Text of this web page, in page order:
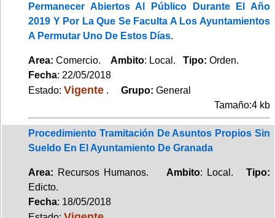
Permanecer Abiertos Al Público Durante El Año
2019 Y Por La Que Se Faculta A Los Ayuntamientos
A Permutar Uno De Estos Días.
Area: Comercio. Ambito: Local. Tipo: Orden.
Fecha: 22/05/2018
Estado: Vigente . Grupo: General
Tamaño:4 kb
Procedimiento Tramitación De Asuntos Propios Sin
Sueldo En El Ayuntamiento De Granada
Area: Recursos Humanos. Ambito: Local.Tipo:
Edicto.
Fecha: 18/05/2018